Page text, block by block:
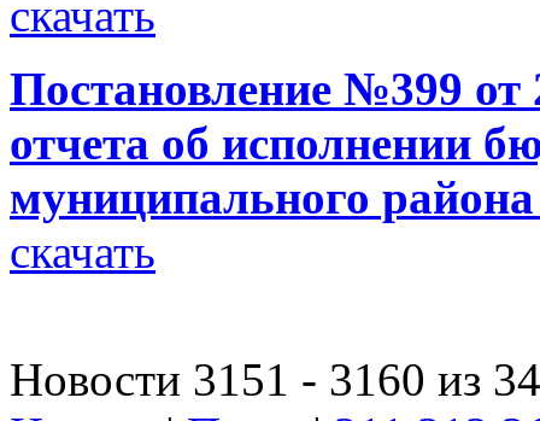
скачать
Постановление №399 от
отчета об исполнении
муниципального района
скачать
Новости 3151 - 3160 из